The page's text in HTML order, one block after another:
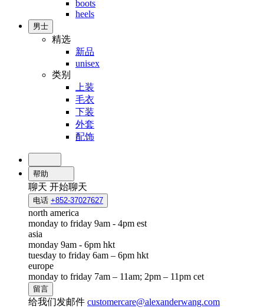
boots
heels
男士
精选
新品
unisex
类别
上装
毛衣
下装
外套
配饰
帮助
聊天 开始聊天
电话 +852-37027627
north america
monday to friday 9am - 4pm est
asia
monday 9am - 6pm hkt
tuesday to friday 6am – 6pm hkt
europe
monday to friday 7am – 11am; 2pm – 11pm cet
留言
给我们发邮件 customercare@alexanderwang.com